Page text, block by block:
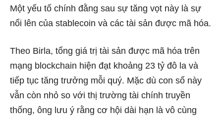
Một yếu tố chính đằng sau sự tăng vọt này là sự
nổi lên của stablecoin và các tài sản được mã hóa.
Theo Birla, tổng giá trị tài sản được mã hóa trên
mạng blockchain hiện đạt khoảng 23 tỷ đô la và
tiếp tục tăng trưởng mỗi quý. Mặc dù con số này
vẫn còn nhỏ so với thị trường tài chính truyền
thống, ông lưu ý rằng cơ hội dài hạn là vô cùng